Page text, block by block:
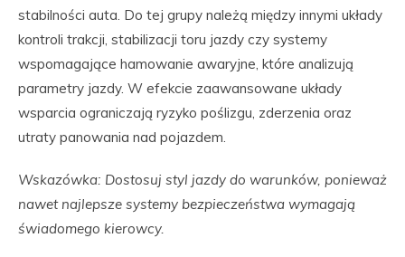
stabilności auta. Do tej grupy należą między innymi układy
kontroli trakcji, stabilizacji toru jazdy czy systemy
wspomagające hamowanie awaryjne, które analizują
parametry jazdy. W efekcie zaawansowane układy
wsparcia ograniczają ryzyko poślizgu, zderzenia oraz
utraty panowania nad pojazdem.
Wskazówka: Dostosuj styl jazdy do warunków, ponieważ
nawet najlepsze systemy bezpieczeństwa wymagają
świadomego kierowcy.